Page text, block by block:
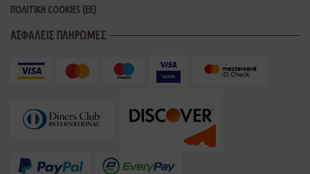
ΠΟΛΙΤΙΚΗ COOKIES (ΕΕ)
ΑΣΦΑΛΕΙΣ ΠΛΗΡΩΜΕΣ